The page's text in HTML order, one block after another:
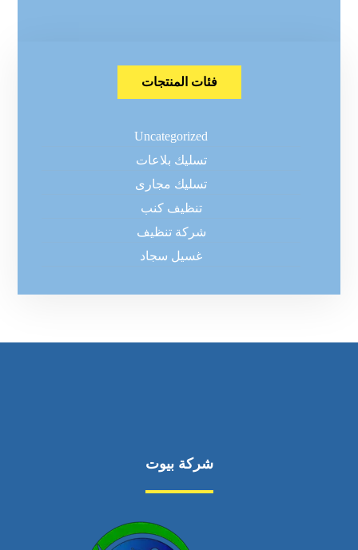
فئات المنتجات
Uncategorized
تسليك بلاعات
تسليك مجارى
تنظيف كنب
شركة تنظيف
غسيل سجاد
شركة بيوت